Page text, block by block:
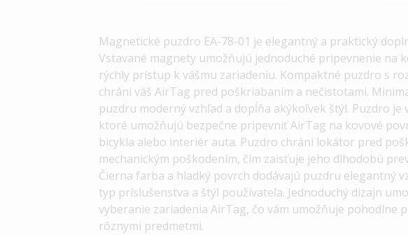
Magnetické puzdro EA-78-01 je elegantný a praktický
Vstavané magnety umožňujú jednoduché pripevnenie na
rýchly prístup k vášmu zariadeniu. Kompaktné puzdro s
chráni váš AirTag pred poškriabaním a nečistotami.
puzdru moderný vzhľad a dopĺňa akýkoľvek štýl. Puzdro je
ktoré umožňujú bezpečne pripevniť AirTag na kovové
bicykla alebo interiér auta. Puzdro chráni lokátor pred
mechanickým poškodením, čím zaisťuje jeho dlhodobú
Čierna farba a hladký povrch dodávajú puzdru elegantný
typ príslušenstva a štýl používateľa. Jednoduchý dizajn
vyberanie zariadenia AirTag, čo vám umožňuje pohodlne
rôznymi predmetmi.